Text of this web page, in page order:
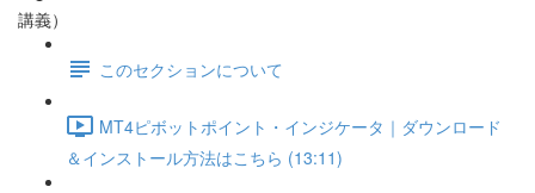
講義）
このセクションについて
MT4ピボットポイント・インジケータ｜ダウンロード
＆インストール方法はこちら (13:11)